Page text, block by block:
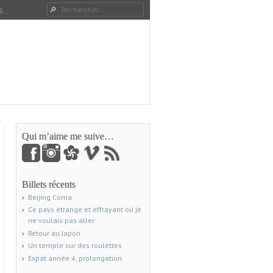
Rechercher
Qui m’aime me suive…
Billets récents
Beijing Coma
Ce pays étrange et effrayant où je
ne voulais pas aller
Retour au Japon
Un temple sur des roulettes
Expat année 4, prolongation.